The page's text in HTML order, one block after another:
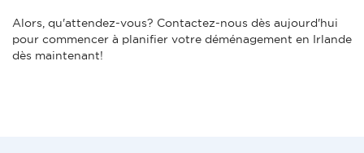
Alors, qu'attendez-vous? Contactez-nous dès aujourd'hui
pour commencer à planifier votre déménagement en Irlande
dès maintenant!